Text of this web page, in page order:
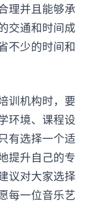
理并且能够承
交通和时间成
不少的时间和
机构时，要
环境、课程设
有选择一个适
提升自己的专
议对大家选择
每一位音乐艺